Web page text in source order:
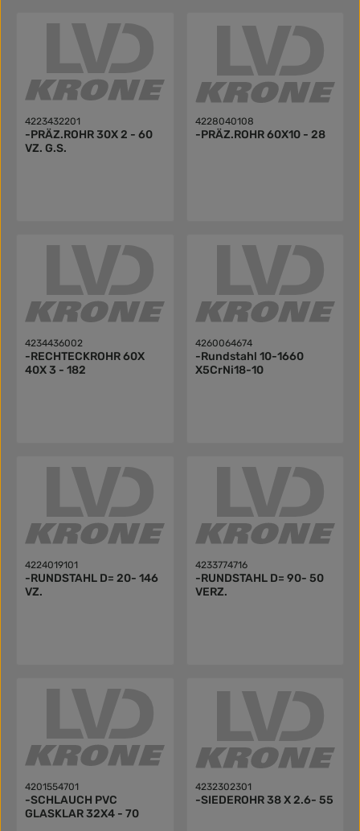
4223432201
-PRÄZ.ROHR 30X 2 - 60
VZ. G.S.
4228040108
-PRÄZ.ROHR 60X10 - 28
4234436002
-RECHTECKROHR 60X
40X 3 - 182
4260064674
-Rundstahl 10-1660
X5CrNi18-10
4224019101
-RUNDSTAHL D= 20- 146
VZ.
4233774716
-RUNDSTAHL D= 90- 50
VERZ.
4201554701
-SCHLAUCH PVC
GLASKLAR 32X4 - 70
4232302301
-SIEDEROHR 38 X 2.6- 55